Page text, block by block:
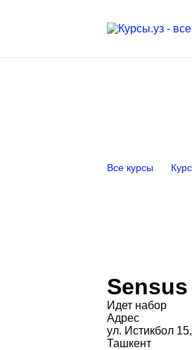
Все курсы
Sensus
Идет набор
Адрес
ул. Истикбол
Ташкент